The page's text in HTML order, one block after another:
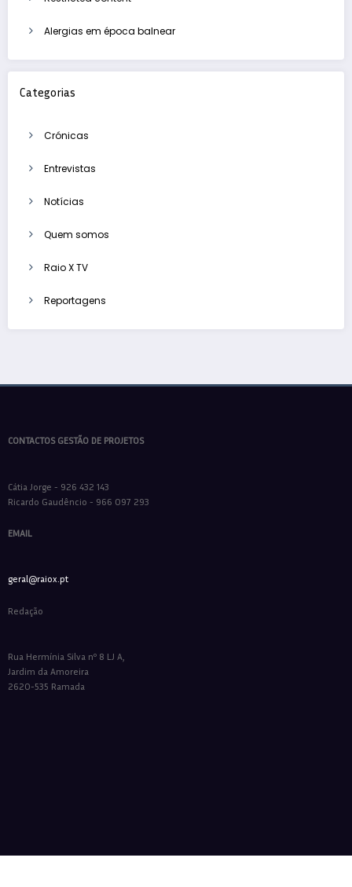
Alergias em época balnear
Categorias
Crónicas
Entrevistas
Notícias
Quem somos
Raio X TV
Reportagens
CONTACTOS GESTÃO DE PROJETOS
Cátia Jorge - 926 432 143
Ricardo Gaudêncio - 966 097 293
EMAIL
geral@raiox.pt
Redação
Rua Hermínia Silva nº 8 LJ A,
Jardim da Amoreira
2620-535 Ramada